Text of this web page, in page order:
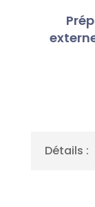
Détails :